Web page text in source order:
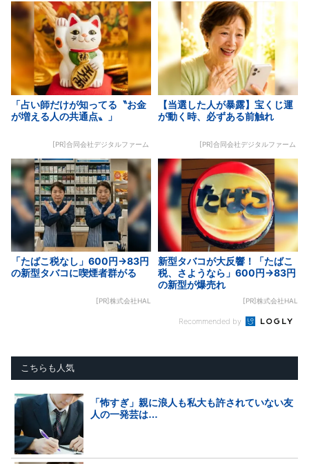
「占い師だけが知ってる〝お金
が増える人の共通点〟」
[PR]合同会社デジタルファーム
【当選した人が暴露】宝くじ運
が動く時、必ずある前触れ
[PR]合同会社デジタルファーム
「たばこ税なし」600円→83円
の新型タバコに喫煙者群がる
[PR]株式会社HAL
新型タバコが大反響！「たばこ
税、さようなら」600円→83円
の新型が爆売れ
[PR]株式会社HAL
Recommended by
こちらも人気
「怖すぎ」親に浪人も私大も許されていない友
人の一発芸は…